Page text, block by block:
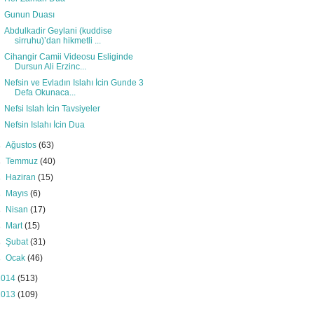
Gunun Duası
Abdulkadir Geylani (kuddise
sirruhu)’dan hikmetli ...
Cihangir Camii Videosu Esliginde
Dursun Ali Erzinc...
Nefsin ve Evladın Islahı İcin Gunde 3
Defa Okunaca...
Nefsi Islah İcin Tavsiyeler
Nefsin Islahı İcin Dua
Ağustos(63)
Temmuz(40)
Haziran(15)
Mayıs(6)
Nisan(17)
Mart(15)
Şubat(31)
Ocak(46)
(513)
(109)